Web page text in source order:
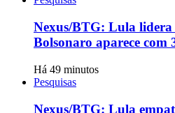
Nexus/BTG: Lula lidera
Bolsonaro aparece com
Há 49 minutos
Pesquisas
Nexus/BTG: Lula